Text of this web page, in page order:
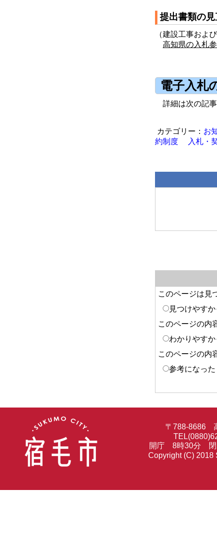
提出書類の
（建設工事およ
高知県の入札
電子入札
詳細は次の記
お
約制度
入札・
このページは見
見つけやす
このページの内
わかりやす
このページの内
参考になった
〒788-8686
開庁 8時30分 閉
Copyright (C) 2018